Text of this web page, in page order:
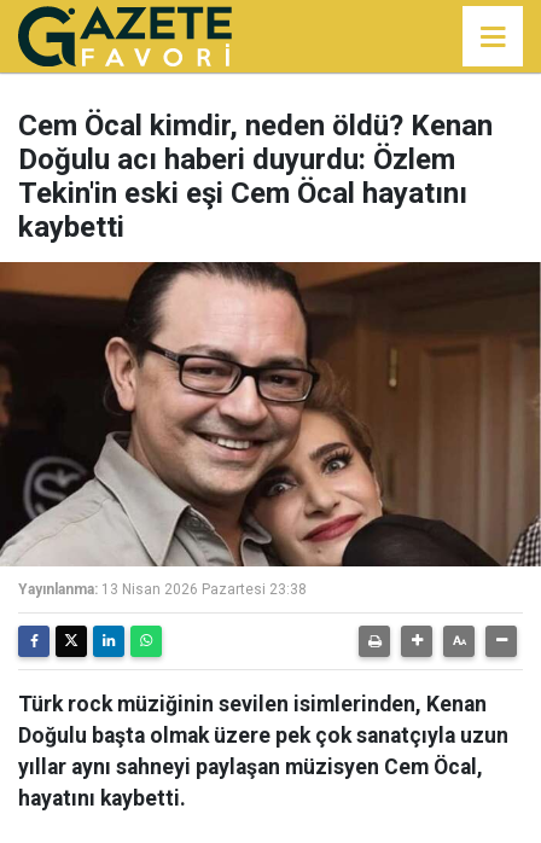
Cem Öcal kimdir, neden öldü? Kenan
Doğulu acı haberi duyurdu: Özlem
Tekin'in eski eşi Cem Öcal hayatını
kaybetti
Yayınlanma: 13 Nisan 2026 Pazartesi 23:38
Türk rock müziğinin sevilen isimlerinden, Kenan
Doğulu başta olmak üzere pek çok sanatçıyla uzun
yıllar aynı sahneyi paylaşan müzisyen Cem Öcal,
hayatını kaybetti.